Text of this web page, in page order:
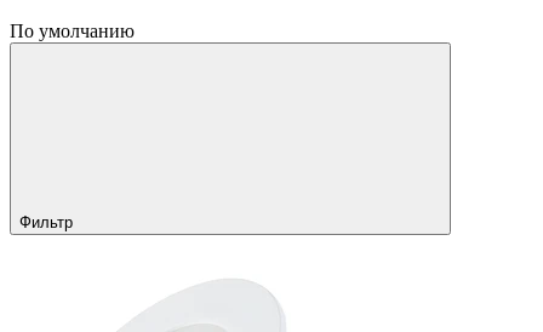
По умолчанию
Фильтр